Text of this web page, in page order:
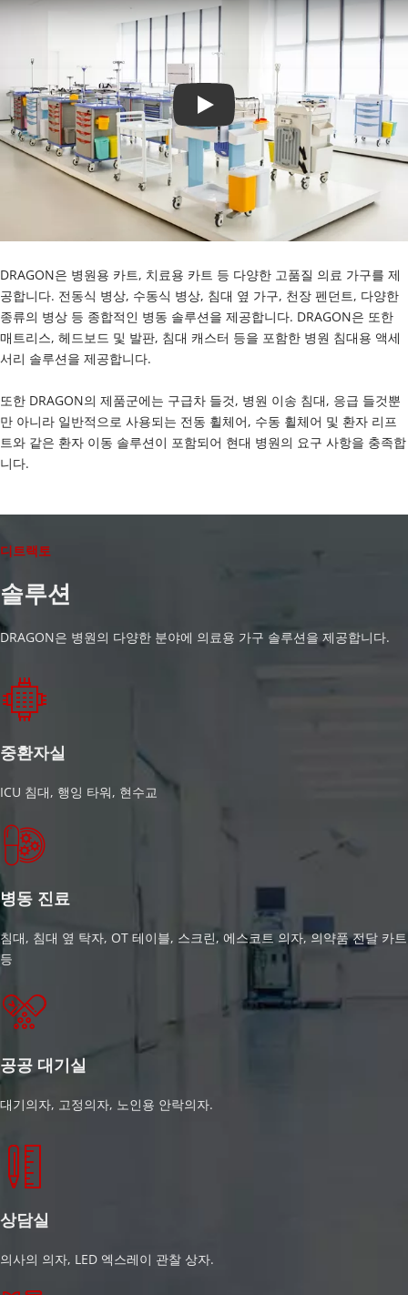
놀다
DRAGON은 병원용 카트, 치료용 카트 등 다양한 고품질 의료 가구를 제
공합니다. 전동식 병상, 수동식 병상, 침대 옆 가구, 천장 펜던트, 다양한
종류의 병상 등 종합적인 병동 솔루션을 제공합니다. DRAGON은 또한
매트리스, 헤드보드 및 발판, 침대 캐스터 등을 포함한 병원 침대용 액세
서리 솔루션을 제공합니다.
또한 DRAGON의 제품군에는 구급차 들것, 병원 이송 침대, 응급 들것뿐
만 아니라 일반적으로 사용되는 전동 휠체어, 수동 휠체어 및 환자 리프
트와 같은 환자 이동 솔루션이 포함되어 현대 병원의 요구 사항을 충족합
니다.
디트랙토
솔루션
DRAGON은 병원의 다양한 분야에 의료용 가구 솔루션을 제공합니다.
중환자실
ICU 침대, 행잉 타워, 현수교
병동 진료
침대, 침대 옆 탁자, OT 테이블, 스크린, 에스코트 의자, 의약품 전달 카트
등
공공 대기실
대기의자, 고정의자, 노인용 안락의자.
상담실
의사의 의자, LED 엑스레이 관찰 상자.